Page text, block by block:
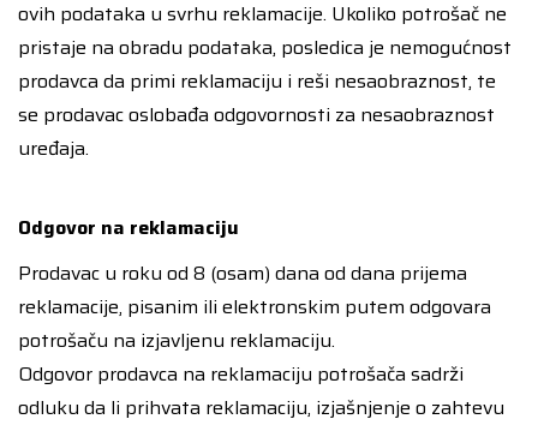
ovih podataka u svrhu reklamacije. Ukoliko potrošač ne
pristaje na obradu podataka, posledica je nemogućnost
prodavca da primi reklamaciju i reši nesaobraznost, te
se prodavac oslobađa odgovornosti za nesaobraznost
uređaja.
Odgovor na reklamaciju
Prodavac u roku od 8 (osam) dana od dana prijema
reklamacije, pisanim ili elektronskim putem odgovara
potrošaču na izjavljenu reklamaciju.
Odgovor prodavca na reklamaciju potrošača sadrži
odluku da li prihvata reklamaciju, izjašnjenje o zahtevu